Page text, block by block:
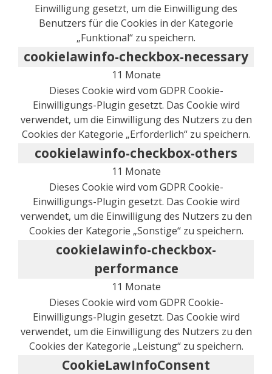
Einwilligung gesetzt, um die Einwilligung des
Benutzers für die Cookies in der Kategorie
„Funktional“ zu speichern.
cookielawinfo-checkbox-necessary
11 Monate
Dieses Cookie wird vom GDPR Cookie-
Einwilligungs-Plugin gesetzt. Das Cookie wird
verwendet, um die Einwilligung des Nutzers zu den
Cookies der Kategorie „Erforderlich“ zu speichern.
cookielawinfo-checkbox-others
11 Monate
Dieses Cookie wird vom GDPR Cookie-
Einwilligungs-Plugin gesetzt. Das Cookie wird
verwendet, um die Einwilligung des Nutzers zu den
Cookies der Kategorie „Sonstige“ zu speichern.
cookielawinfo-checkbox-
performance
11 Monate
Dieses Cookie wird vom GDPR Cookie-
Einwilligungs-Plugin gesetzt. Das Cookie wird
verwendet, um die Einwilligung des Nutzers zu den
Cookies der Kategorie „Leistung“ zu speichern.
CookieLawInfoConsent